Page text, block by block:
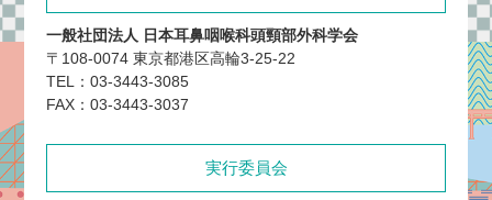
一般社団法人 日本耳鼻咽喉科頭頸部外科学会
〒108-0074 東京都港区高輪3-25-22
TEL：03-3443-3085
FAX：03-3443-3037
実行委員会